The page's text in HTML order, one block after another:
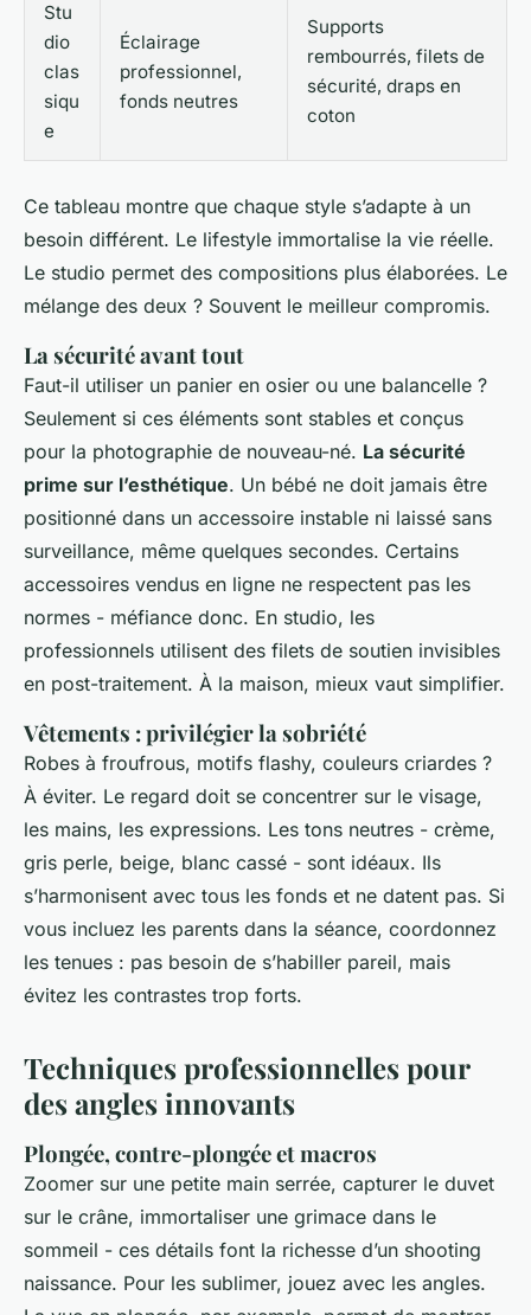
Stu
dio
clas
siqu
e
Éclairage
professionnel,
fonds neutres
Supports
rembourrés, filets de
sécurité, draps en
coton
Ce tableau montre que chaque style s’adapte à un
besoin différent. Le lifestyle immortalise la vie réelle.
Le studio permet des compositions plus élaborées. Le
mélange des deux ? Souvent le meilleur compromis.
La sécurité avant tout
Faut-il utiliser un panier en osier ou une balancelle ?
Seulement si ces éléments sont stables et conçus
pour la photographie de nouveau-né. La sécurité
prime sur l’esthétique. Un bébé ne doit jamais être
positionné dans un accessoire instable ni laissé sans
surveillance, même quelques secondes. Certains
accessoires vendus en ligne ne respectent pas les
normes - méfiance donc. En studio, les
professionnels utilisent des filets de soutien invisibles
en post-traitement. À la maison, mieux vaut simplifier.
Vêtements : privilégier la sobriété
Robes à froufrous, motifs flashy, couleurs criardes ?
À éviter. Le regard doit se concentrer sur le visage,
les mains, les expressions. Les tons neutres - crème,
gris perle, beige, blanc cassé - sont idéaux. Ils
s’harmonisent avec tous les fonds et ne datent pas. Si
vous incluez les parents dans la séance, coordonnez
les tenues : pas besoin de s’habiller pareil, mais
évitez les contrastes trop forts.
Techniques professionnelles pour
des angles innovants
Plongée, contre-plongée et macros
Zoomer sur une petite main serrée, capturer le duvet
sur le crâne, immortaliser une grimace dans le
sommeil - ces détails font la richesse d’un shooting
naissance. Pour les sublimer, jouez avec les angles.